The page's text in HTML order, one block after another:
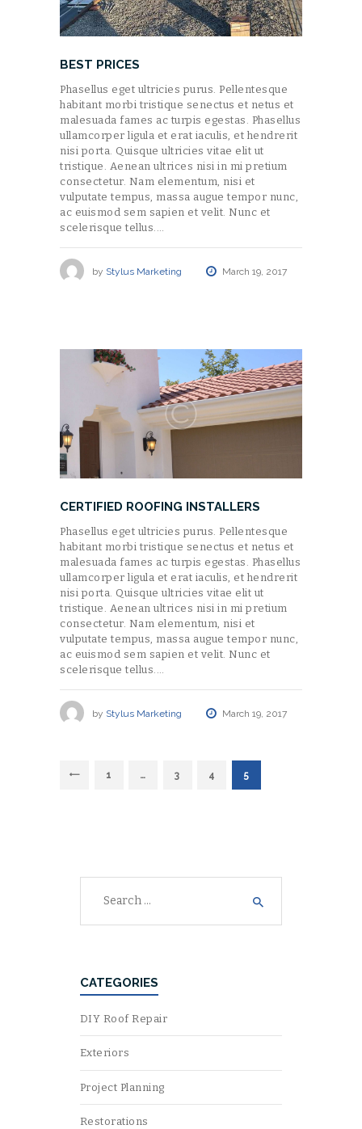
BEST PRICES
Phasellus eget ultricies purus. Pellentesque
habitant morbi tristique senectus et netus et
malesuada fames ac turpis egestas. Phasellus
ullamcorper ligula et erat iaculis, et hendrerit
nisi porta. Quisque ultricies vitae elit ut
tristique. Aenean ultrices nisi in mi pretium
consectetur. Nam elementum, nisi et
vulputate tempus, massa augue tempor nunc,
ac euismod sem sapien et velit. Nunc et
scelerisque tellus.…
by Stylus Marketing March 19, 2017
CERTIFIED ROOFING INSTALLERS
Phasellus eget ultricies purus. Pellentesque
habitant morbi tristique senectus et netus et
malesuada fames ac turpis egestas. Phasellus
ullamcorper ligula et erat iaculis, et hendrerit
nisi porta. Quisque ultricies vitae elit ut
tristique. Aenean ultrices nisi in mi pretium
consectetur. Nam elementum, nisi et
vulputate tempus, massa augue tempor nunc,
ac euismod sem sapien et velit. Nunc et
scelerisque tellus.…
by Stylus Marketing March 19, 2017
POSTSPAGE
1 … PAGE
3 PAGE
4 PAGE
5
CATEGORIES
DIY Roof Repair
Exteriors
Project Planning
Restorations